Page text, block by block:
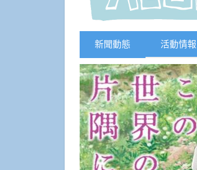
新聞動態 活動情報